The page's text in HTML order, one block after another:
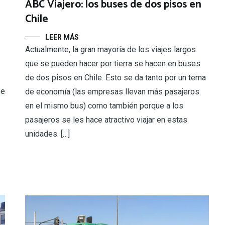
ABC Viajero: los buses de dos pisos en
Chile
LEER MÁS
Actualmente, la gran mayoría de los viajes largos
que se pueden hacer por tierra se hacen en buses
de dos pisos en Chile. Esto se da tanto por un tema
de economía (las empresas llevan más pasajeros
en el mismo bus) como también porque a los
pasajeros se les hace atractivo viajar en estas
unidades. […]